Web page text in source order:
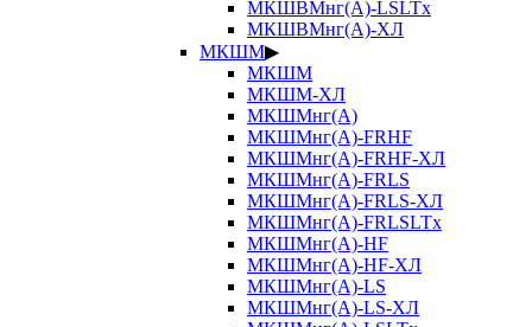
МКШВМнг(А)-LSLTx
МКШВМнг(А)-ХЛ
МКШМ▶
МКШМ
МКШМ-ХЛ
МКШМнг(А)
МКШМнг(А)-FRHF
МКШМнг(А)-FRHF-ХЛ
МКШМнг(А)-FRLS
МКШМнг(А)-FRLS-ХЛ
МКШМнг(А)-FRLSLTx
МКШМнг(А)-HF
МКШМнг(А)-HF-ХЛ
МКШМнг(А)-LS
МКШМнг(А)-LS-ХЛ